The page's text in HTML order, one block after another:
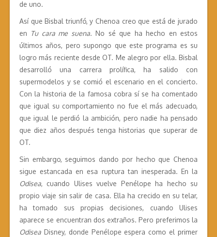
de uno.
Así que Bisbal triunfó, y Chenoa creo que está de jurado
en Tu cara me suena. No sé que ha hecho en estos
últimos años, pero supongo que este programa es su
logro más reciente desde OT. Me alegro por ella. Bisbal
desarrolló una carrera prolífica, ha salido con
supermodelos y se comió el escenario en el concierto.
Con la historia de la famosa cobra sí se ha comentado
que igual su comportamiento no fue el más adecuado,
que igual le perdió la ambición, pero nadie ha pensado
que diez años después tenga historias que superar de
OT.
Sin embargo, seguimos dando por hecho que Chenoa
sigue estancada en esa ruptura tan inesperada. En la
Odisea, cuando Ulises vuelve Penélope ha hecho su
propio viaje sin salir de casa. Ella ha crecido en su telar,
ha tomado sus propias decisiones, cuando Ulises
aparece se encuentran dos extraños. Pero preferimos la
Odisea Disney, donde Penélope espera como el primer